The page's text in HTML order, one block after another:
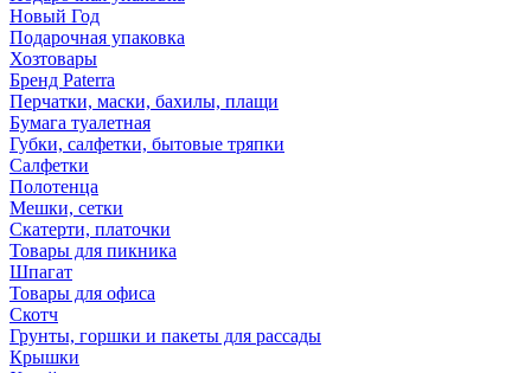
Новый Год
Подарочная упаковка
Хозтовары
Бренд Paterra
Перчатки, маски, бахилы, плащи
Бумага туалетная
Губки, салфетки, бытовые тряпки
Салфетки
Полотенца
Мешки, сетки
Скатерти, платочки
Товары для пикника
Шпагат
Товары для офиса
Скотч
Грунты, горшки и пакеты для рассады
Крышки